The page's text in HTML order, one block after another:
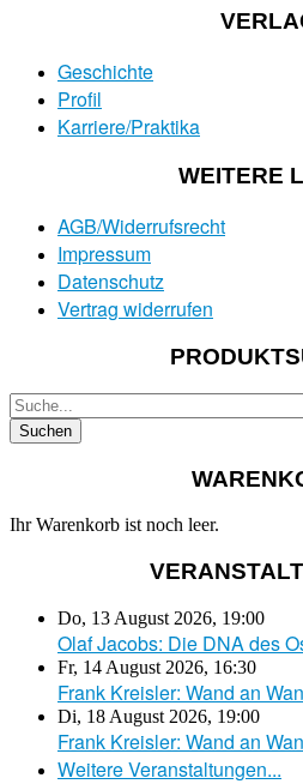
Geschichte
Profil
Karriere/Praktika
WEITERE
AGB/Widerrufsrecht
Impressum
Datenschutz
Vertrag widerrufen
Ihr Warenkorb ist noch leer.
Do, 13 August 2026, 19:00
Olaf Jacobs: Die DNA des
Fr, 14 August 2026, 16:30
Frank Kreisler: Wand an
Di, 18 August 2026, 19:00
Frank Kreisler: Wand an
Weitere Veranstaltungen...